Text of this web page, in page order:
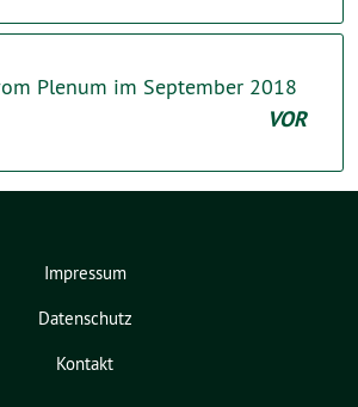
Plenum im September 2018
VOR
Impressum
Datenschutz
Kontakt